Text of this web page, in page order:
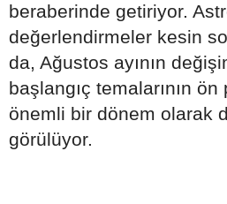
beraberinde getiriyor.
değerlendirmeler kesin
da, Ağustos ayının
başlangıç temalarının ön
önemli bir dönem olarak
görülüyor.